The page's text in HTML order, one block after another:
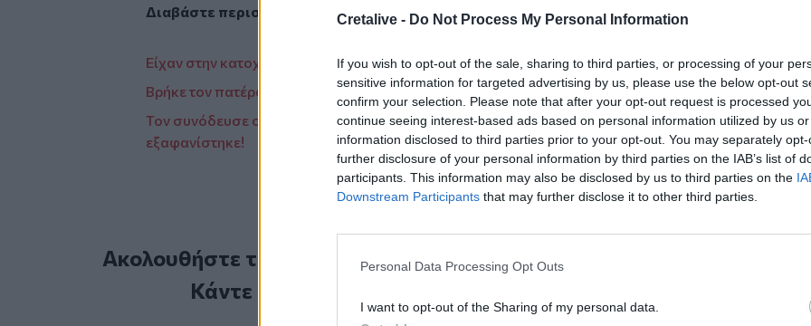
Cretalive - Do Not Process My Personal Information
If you wish to opt-out of the sale, sharing to third parties, or processing of your
sensitive information for targeted advertising by us, please use the below opt-out
confirm your selection. Please note that after your opt-out request is processed
continue seeing interest-based ads based on personal information utilized by us
information disclosed to third parties prior to your opt-out. You may separately
further disclosure of your personal information by third parties on the IAB’s list of
participants. This information may also be disclosed by us to third parties on the
Downstream Participants that may further disclose it to other third parties.
Personal Data Processing Opt Outs
I want to opt-out of the Sharing of my personal data.
Διαβάστε περισσότερες ειδήσεις από την
Κρήτη και το Ηράκλειο
Είχαν στην κατοχή τους την κάνναβη
Βρήκε τον πατέρα του νεκρό στο σπίτι!
Τον συνόδευσε ο αδελφός του μέχρι τη στάση του λεωφορείου και έκτοτε
εξαφανίστηκε!
Ακολουθήστε το Cretalive στοGoogle Newsκαι στο
Κάντε εγγραφή στο κανάλι μας στο